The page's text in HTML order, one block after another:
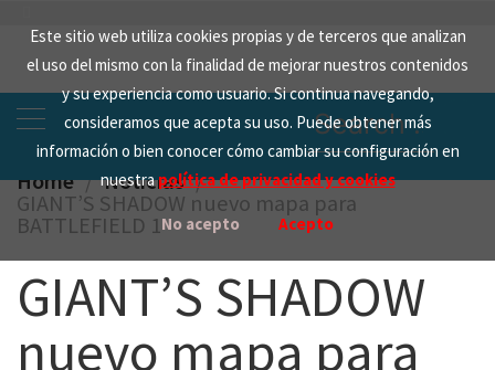
Este sitio web utiliza cookies propias y de terceros que analizan
el uso del mismo con la finalidad de mejorar nuestros contenidos
y su experiencia como usuario. Si continua navegando,
consideramos que acepta su uso. Puede obtener más
información o bien conocer cómo cambiar su configuración en
nuestrapolítica de privacidad y cookies
No acepto Acepto
content
Search
for:
Home Noticias
GIANT’S SHADOW nuevo mapa para
BATTLEFIELD 1
GIANT’S SHADOW
nuevo mapa para